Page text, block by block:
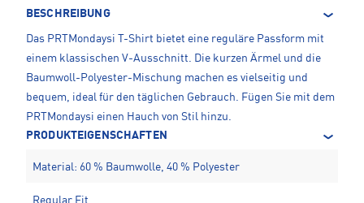
BESCHREIBUNG
Das PRTMondaysi T-Shirt bietet eine reguläre Passform mit
einem klassischen V-Ausschnitt. Die kurzen Ärmel und die
Baumwoll-Polyester-Mischung machen es vielseitig und
bequem, ideal für den täglichen Gebrauch. Fügen Sie mit dem
PRTMondaysi einen Hauch von Stil hinzu.
PRODUKTEIGENSCHAFTEN
Material: 60 % Baumwolle, 40 % Polyester